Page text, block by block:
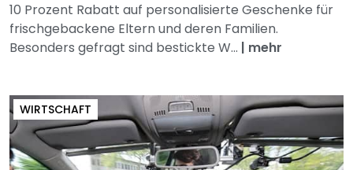
10 Prozent Rabatt auf personalisierte Geschenke für
frischgebackene Eltern und deren Familien.
Besonders gefragt sind bestickte W... | mehr
WIRTSCHAFT